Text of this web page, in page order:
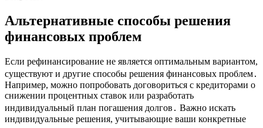
Альтернативные способы решения
финансовых проблем
Если рефинансирование не является оптимальным вариантом,
существуют и другие способы решения финансовых проблем․
Например, можно попробовать договориться с кредиторами о
снижении процентных ставок или разработать
индивидуальный план погашения долгов․ Важно искать
индивидуальные решения, учитывающие ваши конкретные